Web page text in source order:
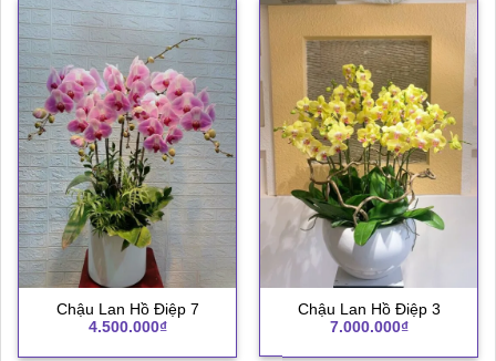
Chậu Lan Hồ Điệp 7
4.500.000₫
Chậu Lan Hồ Điệp 3
7.000.000₫